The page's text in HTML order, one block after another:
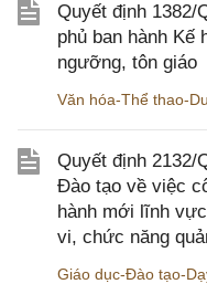
Quyết định 1382/
phủ ban hành Kế
ngưỡng, tôn giáo
Văn hóa-Thể thao-
Quyết định 2132/
Đào tạo về việc
hành mới lĩnh
vi, chức năng
Giáo dục-Đào tạo-